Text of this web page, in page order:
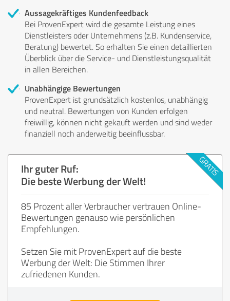
Aussagekräftiges Kundenfeedback
Bei ProvenExpert wird die gesamte Leistung eines
Dienstleisters oder Unternehmens (z.B. Kundenservice,
Beratung) bewertet. So erhalten Sie einen detaillierten
Überblick über die Service- und Dienstleistungsqualität
in allen Bereichen.
Unabhängige Bewertungen
ProvenExpert ist grundsätzlich kostenlos, unabhängig
und neutral. Bewertungen von Kunden erfolgen
freiwillig, können nicht gekauft werden und sind weder
finanziell noch anderweitig beeinflussbar.
Ihr guter Ruf:
Die beste Werbung der Welt!
85 Prozent aller Verbraucher vertrauen Online-
Bewertungen genauso wie persönlichen
Empfehlungen.
Setzen Sie mit ProvenExpert auf die beste
Werbung der Welt: Die Stimmen Ihrer
zufriedenen Kunden.